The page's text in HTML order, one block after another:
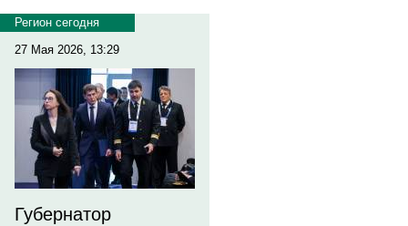
Регион сегодня
27 Мая 2026, 13:29
Губернатор